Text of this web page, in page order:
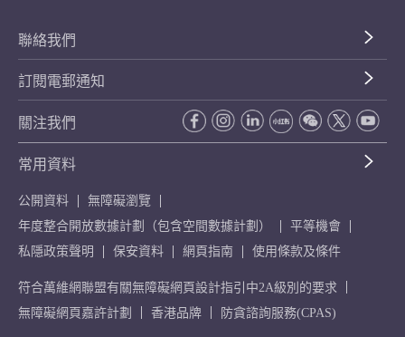
聯絡我們
訂閱電郵通知
關注我們
常用資料
公開資料
無障礙瀏覽
年度整合開放數據計劃（包含空間數據計劃）
平等機會
私隱政策聲明
保安資料 網頁指南 使用條款及條件
符合萬維網聯盟有關無障礙網頁設計指引中2A級別的要求
無障礙網頁嘉許計劃
香港品牌 防貪諮詢服務(CPAS)